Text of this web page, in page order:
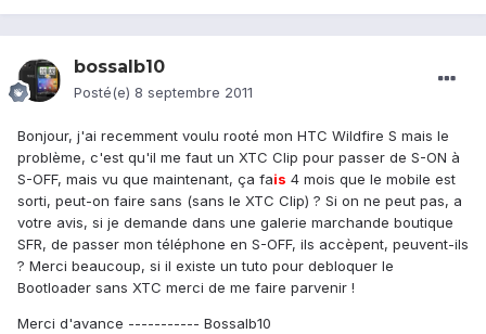
bossalb10
Posté(e) 8 septembre 2011
Bonjour, j'ai recemment voulu rooté mon HTC Wildfire S mais le
problème, c'est qu'il me faut un XTC Clip pour passer de S-ON à
S-OFF, mais vu que maintenant, ça fais 4 mois que le mobile est
sorti, peut-on faire sans (sans le XTC Clip) ? Si on ne peut pas, a
votre avis, si je demande dans une galerie marchande boutique
SFR, de passer mon téléphone en S-OFF, ils accèpent, peuvent-ils
? Merci beaucoup, si il existe un tuto pour debloquer le
Bootloader sans XTC merci de me faire parvenir !
Merci d'avance ----------- Bossalb10